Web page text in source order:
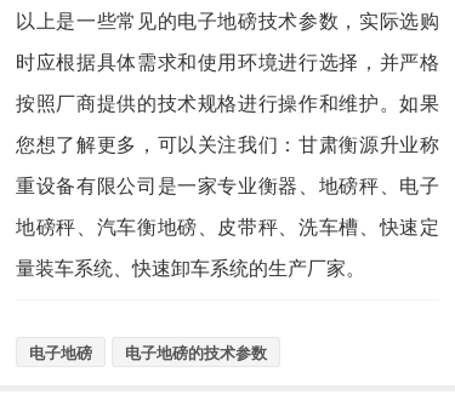
以上是一些常见的电子地磅技术参数，实际选购
时应根据具体需求和使用环境进行选择，并严格
按照厂商提供的技术规格进行操作和维护。如果
您想了解更多，可以关注我们：甘肃衡源升业称
重设备有限公司是一家专业衡器、地磅秤、电子
地磅秤、汽车衡地磅、皮带秤、洗车槽、快速定
量装车系统、快速卸车系统的生产厂家。
电子地磅 电子地磅的技术参数